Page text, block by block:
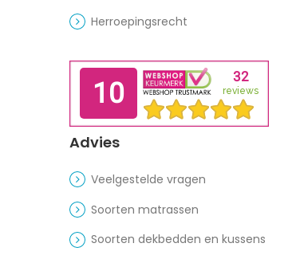
Herroepingsrecht
Advies
Veelgestelde vragen
Soorten matrassen
Soorten dekbedden en kussens